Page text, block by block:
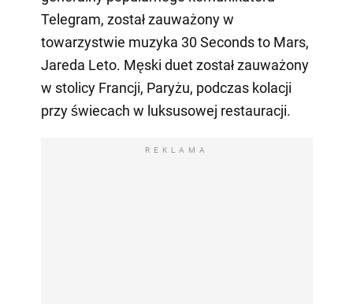
Telegram, został zauważony w
towarzystwie muzyka 30 Seconds to Mars,
Jareda Leto. Męski duet został zauważony
w stolicy Francji, Paryżu, podczas kolacji
przy świecach w luksusowej restauracji.
REKLAMA